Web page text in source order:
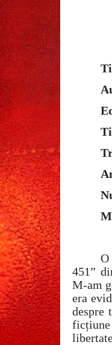
O
451”
M-am
era
despre